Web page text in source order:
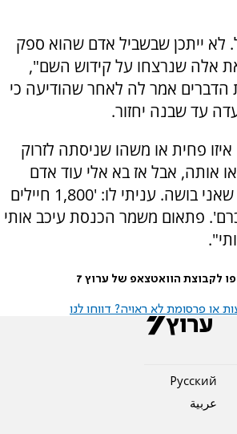
לא ייתכן שבשביל אדם שהוא ספק
אלה שנרצחו על קידוש השם",
הדברים אמר לה לאחר שהודיעה כי
עד שבנה יחזור.
פחית או משהו שניסתה לזרוק
אותה, אבל אז בא אלי עוד אדם
והתחיל לצעוק עליי שאני בושה. עניתי לו: '1,800 חיילים
פתאום משמר הכנסת עיכב אותי
לקבוצת הוואטצאפ של ערוץ 7
או פרסומת לא ראויה? דווחו לנו
Pусский
عربية